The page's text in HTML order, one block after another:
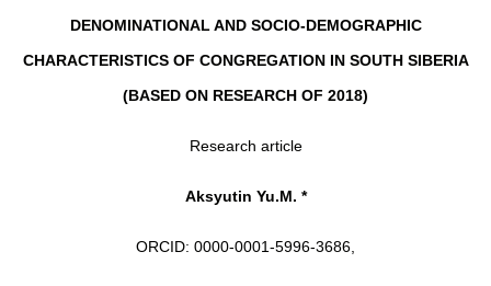
DENOMINATIONAL AND SOCIO-DEMOGRAPHIC
CHARACTERISTICS OF CONGREGATION IN SOUTH SIBERIA
(BASED ON RESEARCH OF 2018)
Research article
Aksyutin Yu.M. *
ORCID: 0000-0001-5996-3686,